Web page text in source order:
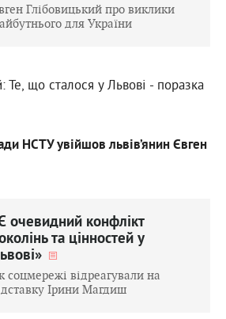
Глібовицький про виклики
для України
Те, що сталося у Львові - поразка
НСТУ увійшов львів’янин Євген
очевидний конфлікт
та цінностей у
соцмережі відреагували на
Ірини Магдиш